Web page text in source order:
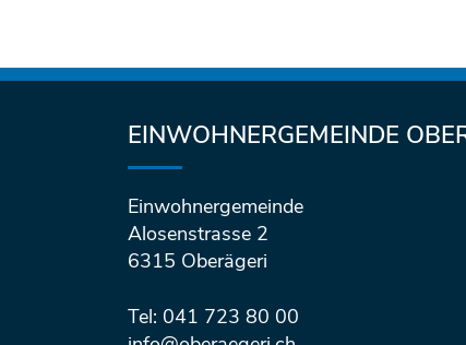
Fusszeile
EINWOHNERGEMEINDE
Einwohnergemeinde
Alosenstrasse 2
6315 Oberägeri
Tel: 041 723 80 00